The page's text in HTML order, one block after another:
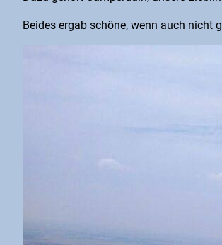
Beides ergab schöne, wenn auch nicht